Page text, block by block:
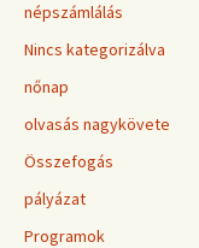
népszámlálás
Nincs kategorizálva
nőnap
olvasás nagykövete
Összefogás
pályázat
Programok